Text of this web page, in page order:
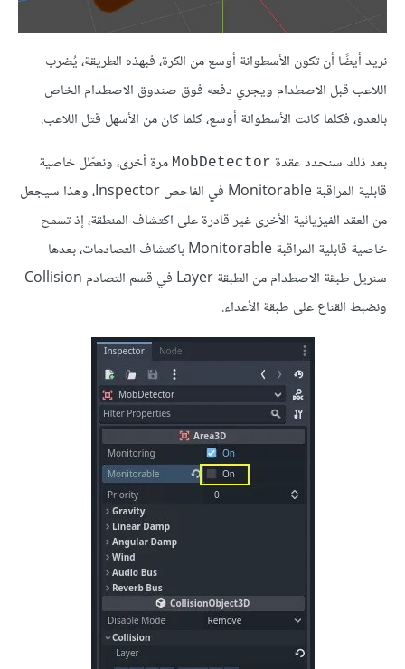
نريد أيضًا أن تكون الأسطوانة أوسع من الكرة، فبهذه الطريقة، يُضرب
اللاعب قبل الاصطدام ويجري دفعه فوق صندوق الاصطدام الخاص
بالعدو، فكلما كانت الأسطوانة أوسع، كلما كان من الأسهل قتل اللاعب.
بعد ذلك سنحدد عقدة MobDetector مرة أخرى، ونعطّل خاصية
قابلية المراقبة Monitorable في الفاحص Inspector، وهذا سيجعل
من العقد الفيزيائية الأخرى غير قادرة على اكتشاف المنطقة، إذ تسمح
خاصية قابلية المراقبة Monitorable باكتشاف التصادمات، بعدها
سنريل طبقة الاصطدام من الطبقة Layer في قسم التصادم Collision
ونضبط القناع على طبقة الأعداء.